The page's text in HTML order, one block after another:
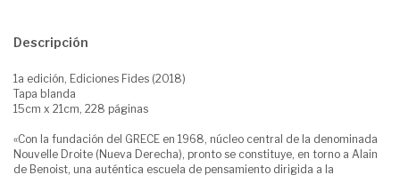
Descripción
1a edición, Ediciones Fides (2018)
Tapa blanda
15cm x 21cm, 228 páginas
«Con la fundación del GRECE en 1968, núcleo central de la denominada
Nouvelle Droite (Nueva Derecha), pronto se constituye, en torno a Alain
de Benoist, una auténtica escuela de pensamiento dirigida a la